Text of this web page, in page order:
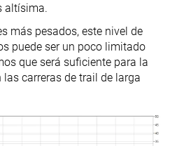
#59
#106 Top 29% #140
altísima.
más pesados, este nivel de
puede ser un poco limitado
que será suficiente para la
carreras de trail de larga